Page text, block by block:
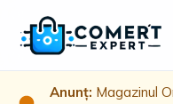
Anunț: Magazinul